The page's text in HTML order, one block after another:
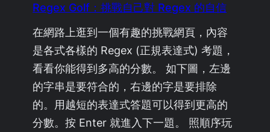
Regex Golf：挑戰自己對 Regex 的自信
在網路上逛到一個有趣的挑戰網頁，內容
是各式各樣的 Regex (正規表達式) 考題，
看看你能得到多高的分數。 如下圖，左邊
的字串是要符合的，右邊的字是要排除
的。用越短的表達式答題可以得到更高的
分數。按 Enter 就進入下一題。 照順序玩